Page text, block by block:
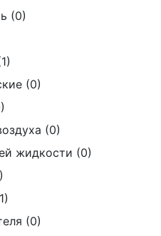
(0)
1)
(0)
)
(0)
жидкости (0)
)
1)
(0)